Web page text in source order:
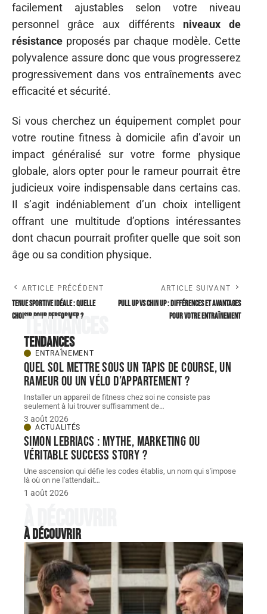
facilement ajustables selon votre niveau
personnel grâce aux différents niveaux de
résistance proposés par chaque modèle. Cette
polyvalence assure donc que vous progresserez
progressivement dans vos entraînements avec
efficacité et sécurité.
Si vous cherchez un équipement complet pour
votre routine fitness à domicile afin d’avoir un
impact généralisé sur votre forme physique
globale, alors opter pour le rameur pourrait être
judicieux voire indispensable dans certains cas.
Il s’agit indéniablement d’un choix intelligent
offrant une multitude d’options intéressantes
dont chacun pourrait profiter quelle que soit son
âge ou sa condition physique.
ARTICLE PRÉCÉDENT
Tenue sportive idéale : quelle
choisir pour performer ?
ARTICLE SUIVANT
Pull up vs Chin up : différences et avantages
pour votre entraînement
Tendances
Tendances
ENTRAÎNEMENT
Quel sol mettre sous un tapis de course, un
rameur ou un vélo d’appartement ?
Installer un appareil de fitness chez soi ne consiste pas
seulement à lui trouver suffisamment de…
3 août 2026
ACTUALITÉS
Simon Lebriacs : mythe, marketing ou
véritable success story ?
Une ascension qui défie les codes établis, un nom qui s'impose
là où on ne l'attendait…
1 août 2026
À découvrir
À découvrir